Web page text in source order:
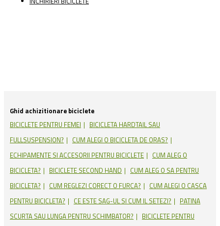
Ghid achizitionare biciclete
BICICLETE PENTRU FEMEI
BICICLETA HARDTAIL SAU
FULLSUSPENSION?
CUM ALEGI O BICICLETA DE ORAS?
ECHIPAMENTE SI ACCESORII PENTRU BICICLETE
CUM ALEG O
BICICLETA?
BICICLETE SECOND HAND
CUM ALEG O SA PENTRU
BICICLETA?
CUM REGLEZI CORECT O FURCA?
CUM ALEGI O CASCA
PENTRU BICICLETA?
CE ESTE SAG-UL SI CUM IL SETEZI?
PATINA
SCURTA SAU LUNGA PENTRU SCHIMBATOR?
BICICLETE PENTRU